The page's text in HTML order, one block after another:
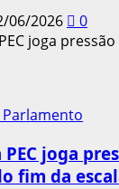
06/2026 0
joga
fim da